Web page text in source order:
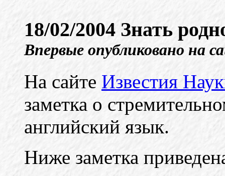
18/02/2004 Знать
Впервые опубликовано на
На сайте Известия
заметка о
английский язык.
Ниже заметка